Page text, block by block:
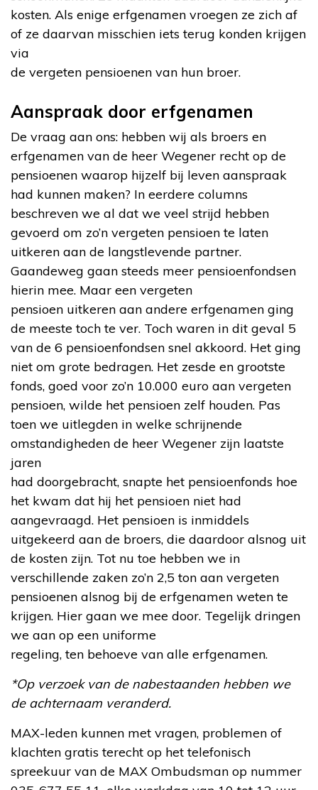
kosten. Als enige erfgenamen vroegen ze zich af
of ze daarvan misschien iets terug konden krijgen
via
de vergeten pensioenen van hun broer.
Aanspraak door erfgenamen
De vraag aan ons: hebben wij als broers en
erfgenamen van de heer Wegener recht op de
pensioenen waarop hijzelf bij leven aanspraak
had kunnen maken? In eerdere columns
beschreven we al dat we veel strijd hebben
gevoerd om zo’n vergeten pensioen te laten
uitkeren aan de langstlevende partner.
Gaandeweg gaan steeds meer pensioenfondsen
hierin mee. Maar een vergeten
pensioen uitkeren aan andere erfgenamen ging
de meeste toch te ver. Toch waren in dit geval 5
van de 6 pensioenfondsen snel akkoord. Het ging
niet om grote bedragen. Het zesde en grootste
fonds, goed voor zo’n 10.000 euro aan vergeten
pensioen, wilde het pensioen zelf houden. Pas
toen we uitlegden in welke schrijnende
omstandigheden de heer Wegener zijn laatste
jaren
had doorgebracht, snapte het pensioenfonds hoe
het kwam dat hij het pensioen niet had
aangevraagd. Het pensioen is inmiddels
uitgekeerd aan de broers, die daardoor alsnog uit
de kosten zijn. Tot nu toe hebben we in
verschillende zaken zo’n 2,5 ton aan vergeten
pensioenen alsnog bij de erfgenamen weten te
krijgen. Hier gaan we mee door. Tegelijk dringen
we aan op een uniforme
regeling, ten behoeve van alle erfgenamen.
*Op verzoek van de nabestaanden hebben we
de achternaam veranderd.
MAX-leden kunnen met vragen, problemen of
klachten gratis terecht op het telefonisch
spreekuur van de MAX Ombudsman op nummer